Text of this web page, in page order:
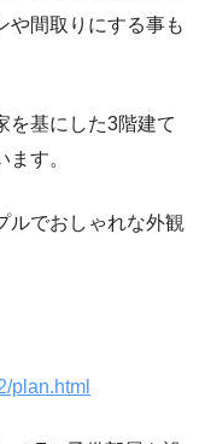
や間取りにする事も
を基にした3階建て
す。
ルでおしゃれな外観
plan.html